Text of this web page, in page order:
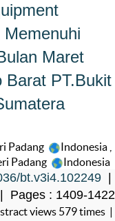
Maret
Barat PT.Bukit
Padang Indonesia
Padang Indonesia
bt.v3i4.102249
Pages : 1409-1422
views 579 times |